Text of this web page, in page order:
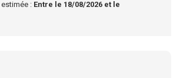
: Entre le 18/08/2026 et le